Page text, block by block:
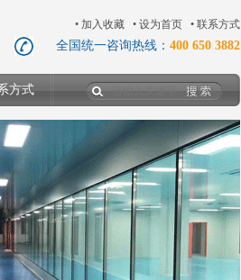
• 加入收藏 • 设为首页 • 联系方式
全国统一咨询热线： 400 650 3882
方式